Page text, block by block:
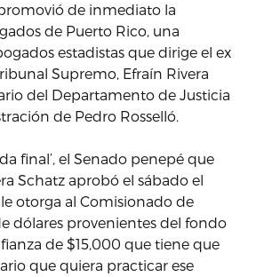
de inmediato la
de Puerto Rico, una
estadistas que dirige el ex
Supremo, Efraín Rivera
del Departamento de Justicia
de Pedro Rosselló.
final’, el Senado penepé que
Schatz aprobó el sábado el
otorga al Comisionado de
dólares provenientes del fondo
de $15,000 que tiene que
que quiera practicar ese